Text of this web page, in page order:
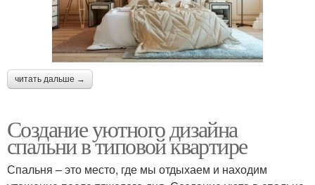
читать дальше →
Создание уютного дизайна
спальни в типовой квартире
Спальня – это место, где мы отдыхаем и находим